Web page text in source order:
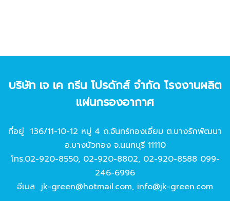
บริษัท เจ เค กรีน โปรดักส์ จํากัด โรงงานผลิต
แผ่นกรองอากาศ
ที่อยู่ 136/11-10-12 หมู่ 4 ถ.จันทร์ทองเอี่ยม ต.บางรักพัฒนา
อ.บางบัวทอง จ.นนทบุรี 11110
โทร.02-920-8550, 02-920-8802, 02-920-8588 099-
246-6996
อีเมล jk-green@hotmail.com, info@jk-green.com